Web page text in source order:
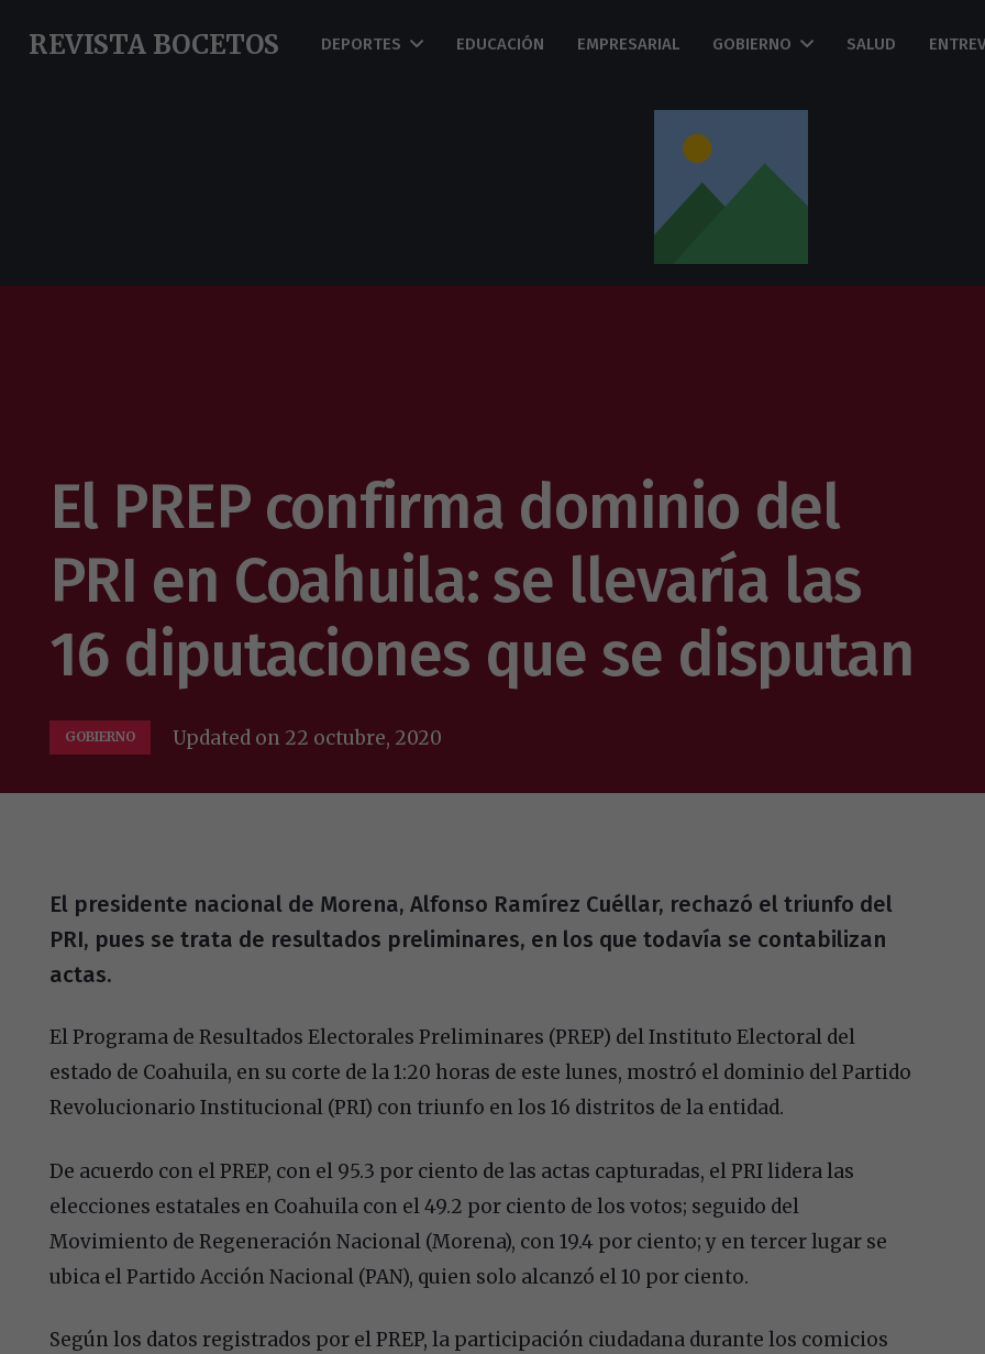
REVISTA BOCETOS DEPORTES EDUCACIÓN EMPRESARIAL GOBIERNO SALUD
El PREP confirma dominio del
PRI en Coahuila: se llevaría las
16 diputaciones que se disputan
GOBIERNO Updated on 22 octubre, 2020
El presidente nacional de Morena, Alfonso Ramírez Cuéllar, rechazó el triunfo del
PRI, pues se trata de resultados preliminares, en los que todavía se contabilizan
actas.
El Programa de Resultados Electorales Preliminares (PREP) del Instituto Electoral del
estado de Coahuila, en su corte de la 1:20 horas de este lunes, mostró el dominio del Partido
Revolucionario Institucional (PRI) con triunfo en los 16 distritos de la entidad.
De acuerdo con el PREP, con el 95.3 por ciento de las actas capturadas, el PRI lidera las
elecciones estatales en Coahuila con el 49.2 por ciento de los votos; seguido del
Movimiento de Regeneración Nacional (Morena), con 19.4 por ciento; y en tercer lugar se
ubica el Partido Acción Nacional (PAN), quien solo alcanzó el 10 por ciento.
Según los datos registrados por el PREP, la participación ciudadana durante los comicios